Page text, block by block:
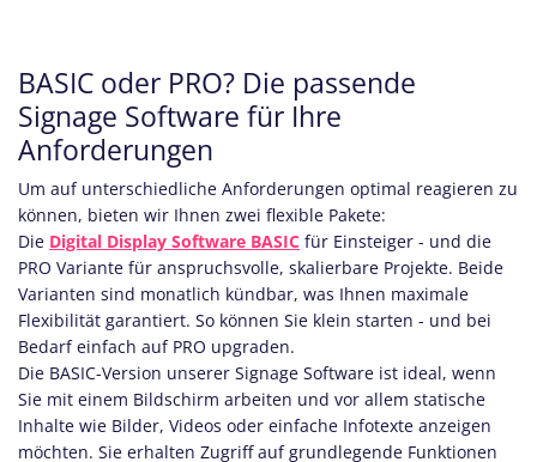
BASIC oder PRO? Die passende
Signage Software für Ihre
Anforderungen
Um auf unterschiedliche Anforderungen optimal reagieren zu
können, bieten wir Ihnen zwei flexible Pakete:
Die Digital Display Software BASIC für Einsteiger - und die
PRO Variante für anspruchsvolle, skalierbare Projekte. Beide
Varianten sind monatlich kündbar, was Ihnen maximale
Flexibilität garantiert. So können Sie klein starten - und bei
Bedarf einfach auf PRO upgraden.
Die BASIC-Version unserer Signage Software ist ideal, wenn
Sie mit einem Bildschirm arbeiten und vor allem statische
Inhalte wie Bilder, Videos oder einfache Infotexte anzeigen
möchten. Sie erhalten Zugriff auf grundlegende Funktionen